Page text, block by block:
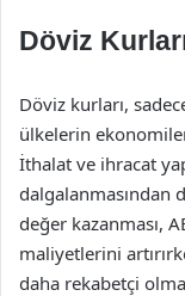
Döviz
Döviz kurları,
ülkelerin
İthalat ve ihracat
dalgalanmasından
değer kazanması,
maliyetlerini
daha rekabetçi